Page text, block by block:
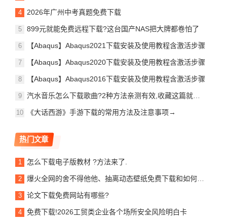
2026年广州中考真题免费下载
899元就能免费远程下载?这台国产NAS把大牌都卷怕了
【Abaqus】Abaqus2021下载安装及使用教程含激活步骤
【Abaqus】Abaqus2020下载安装及使用教程含激活步骤
【Abaqus】Abaqus2016下载安装及使用教程含激活步骤
汽水音乐怎么下载歌曲?2种方法亲测有效,收藏这篇就够了,含电脑手机端操作教程!
《大话西游》手游下载的常用方法及注意事项→
热门文章
怎么下载电子版教材 ?方法来了.
爆火全网的舍不得他他、抽离动态壁纸免费下载和如何设置教程来了
论文下载免费网站有哪些?
免费下载!2026工贸类企业各个场所安全风险明白卡